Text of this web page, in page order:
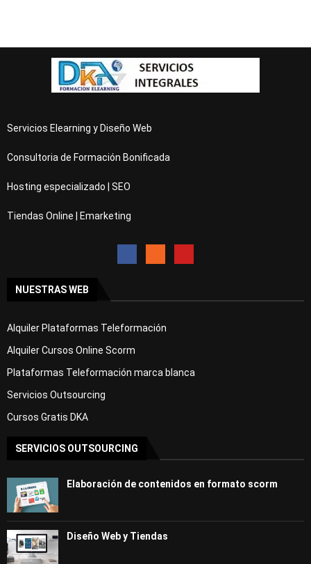
Servicios Elearning y Diseño Web
Consultoria de Formación Bonificada
Hosting especializado | SEO
Tiendas Online | Emarketing
NUESTRAS WEB
Alquiler Plataformas Teleformación
Alquiler Cursos Online Scorm
Plataformas Teleformación marca blanca
Servicios Outsourcing
Cursos Gratis DKA
SERVICIOS OUTSOURCING
Elaboración de contenidos en formato scorm
Diseño Web y Tiendas